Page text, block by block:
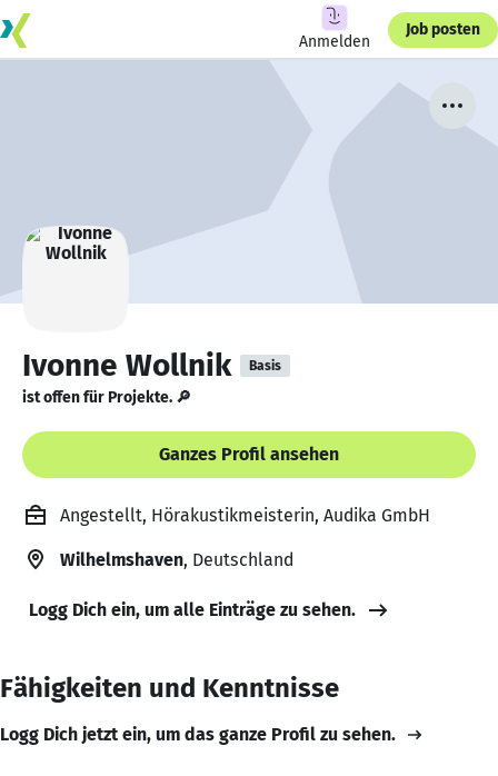
Anmelden
Job posten
Ivonne Wollnik Basis
ist offen für Projekte. 🔎
Ganzes Profil ansehen
Angestellt, Hörakustikmeisterin, Audika GmbH
Wilhelmshaven, Deutschland
Logg Dich ein, um alle Einträge zu sehen.
Fähigkeiten und Kenntnisse
Logg Dich jetzt ein, um das ganze Profil zu sehen.